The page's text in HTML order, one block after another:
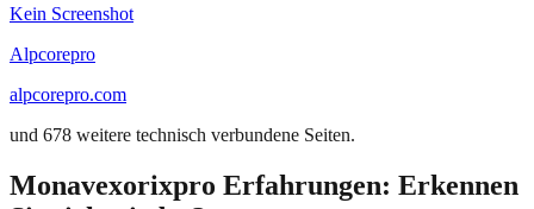
Kein Screenshot
Alpcorepro
alpcorepro.com
und 678 weitere technisch verbundene Seiten.
Monavexorixpro Erfahrungen: Erkennen